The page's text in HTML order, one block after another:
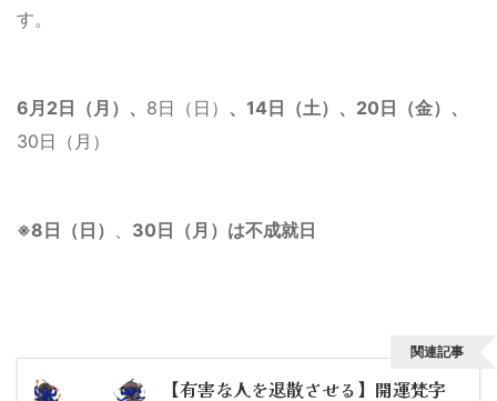
す。
6月2日（月）、 8日（日） 、14日（土）、20日（金）、
30日（月）
※8日（日） 30日（月）は不成就日
【有害な人を退散させる】開運梵字
関連記事